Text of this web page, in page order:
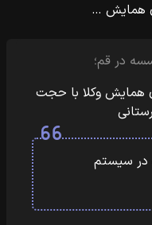
همایش …
در قم؛
همایش وکلا با حجت
در سیستم